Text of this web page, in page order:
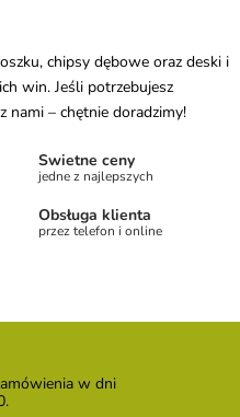
chipsy dębowe oraz deski i
win. Jeśli potrzebujesz
nami – chętnie doradzimy!
Świetne ceny
jedne z najlepszych
Obsługa klienta
przez telefon i online
w dni